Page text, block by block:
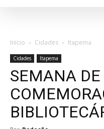
Início Cidades Itapema
Cidades Itapema
SEMANA DE